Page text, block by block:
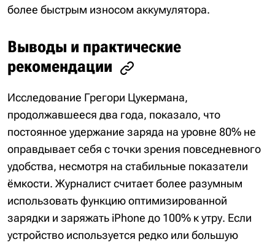
более быстрым износом аккумулятора.
Выводы и практические
рекомендации
Исследование Грегори Цукермана,
продолжавшееся два года, показало, что
постоянное удержание заряда на уровне 80% не
оправдывает себя с точки зрения повседневного
удобства, несмотря на стабильные показатели
ёмкости. Журналист считает более разумным
использовать функцию оптимизированной
зарядки и заряжать iPhone до 100% к утру. Если
устройство используется редко или большую